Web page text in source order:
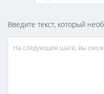
Введите текст, который